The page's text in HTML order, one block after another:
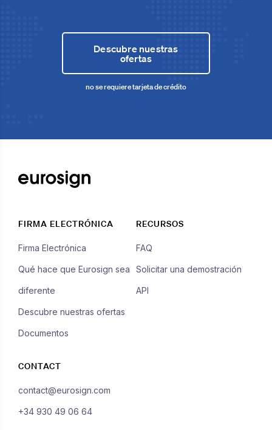
Descubre nuestras
ofertas
no se requiere tarjeta de crédito
FIRMA ELECTRÓNICA
Firma Electrónica
Qué hace que Eurosign sea
diferente
Descubre nuestras ofertas
Documentos
RECURSOS
FAQ
Solicitar una demostración
API
CONTACT
contact@eurosign.com
+34 930 49 06 64